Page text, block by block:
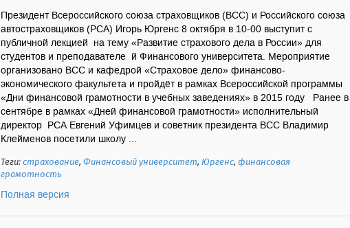
Президент Всероссийского союза страховщиков (ВСС) и Российского союза
автостраховщиков (РСА) Игорь Юргенс 8 октября в 10-00 выступит с
публичной лекцией на тему «Развитие страхового дела в России» для
студентов и преподавателе й Финансового университета. Мероприятие
организовано ВСС и кафедрой «Страховое дело» финансово-
экономического факультета и пройдёт в рамках Всероссийской программы
«Дни финансовой грамотности в учебных заведениях» в 2015 году Ранее в
сентябре в рамках «Дней финансовой грамотности» исполнительный
директор РСА Евгений Уфимцев и советник президента ВСС Владимир
Клейменов посетили школу ...
Теги:страхование,Финансовый университет, Юргенс,финансовая
грамотность
Полная версия